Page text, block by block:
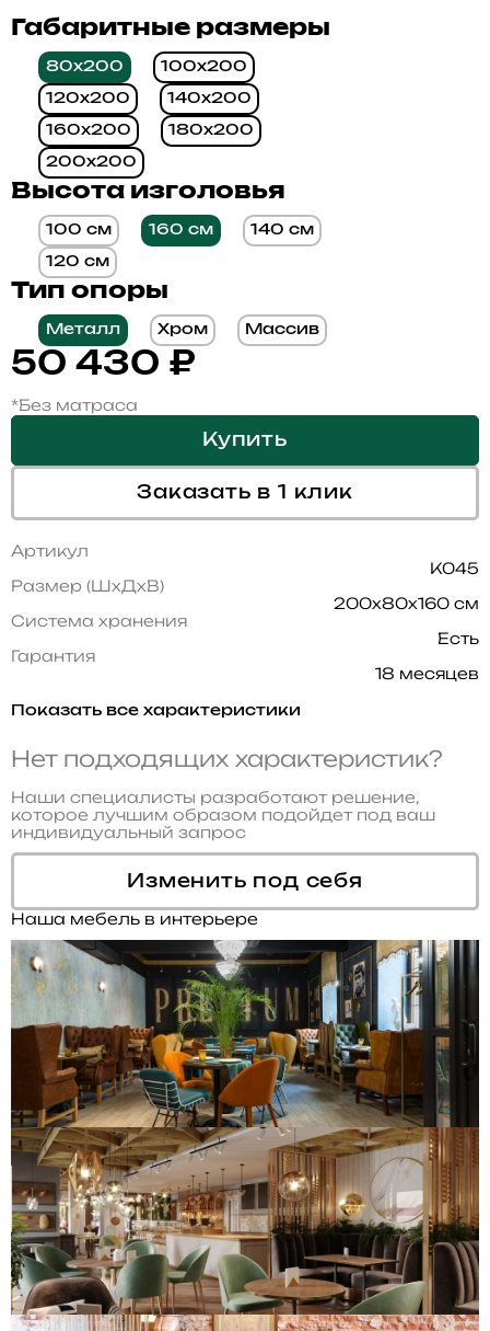
Габаритные размеры
80x200 100x200
120x200 140x200
160x200 180x200
200x200
Высота изголовья
100 см 160 см 140 см
120 см
Тип опоры
Металл Хром Массив
50 430 ₽
*Без матраса
Купить
Заказать в 1 клик
Артикул
K045
Размер (ШхДхВ)
200x80x160 см
Система хранения
Есть
Гарантия
18 месяцев
Показать все характеристики
Нет подходящих характеристик?
Наши специалисты разработают решение,
которое лучшим образом подойдет под ваш
индивидуальный запрос
Изменить под себя
Наша мебель в интерьере